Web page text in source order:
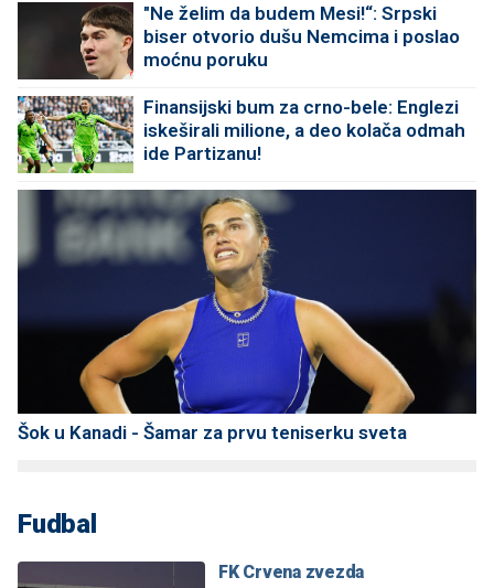
"Ne želim da budem Mesi!“: Srpski
biser otvorio dušu Nemcima i poslao
moćnu poruku
Finansijski bum za crno-bele: Englezi
iskeširali milione, a deo kolača odmah
ide Partizanu!
Šok u Kanadi - Šamar za prvu teniserku sveta
Fudbal
FK Crvena zvezda